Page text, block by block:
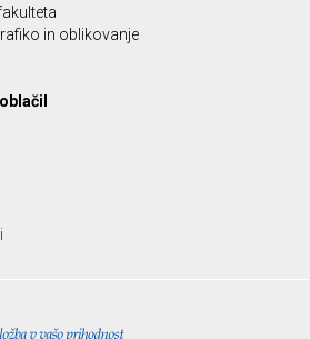
in oblikovanje